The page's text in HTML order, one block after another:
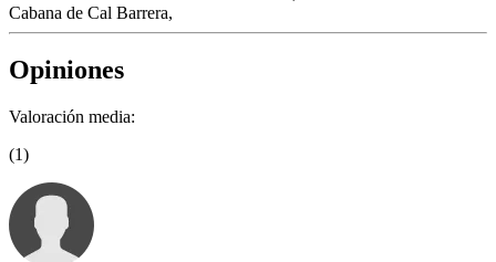
Cabana de Cal Barrera,
Opiniones
Valoración media:
(1)